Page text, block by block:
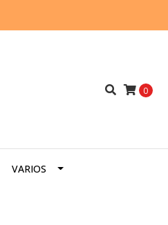
0
VARIOS